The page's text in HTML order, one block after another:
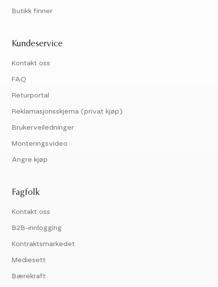
Butikk finner
Kundeservice
Kontakt oss
FAQ
Returportal
Reklamasjonsskjema (privat kjøp)
Brukerveiledninger
Monteringsvideo
Angre kjøp
Fagfolk
Kontakt oss
B2B-innlogging
Kontraktsmarkedet
Mediesett
Bærekraft